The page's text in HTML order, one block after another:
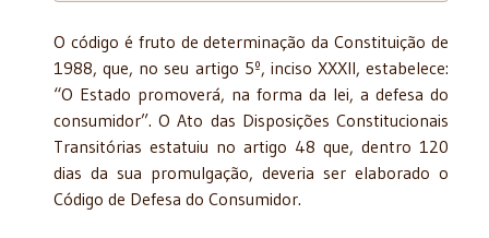
O código é fruto de determinação da Constituição de
1988, que, no seu artigo 5º, inciso XXXII, estabelece:
“O Estado promoverá, na forma da lei, a defesa do
consumidor”. O Ato das Disposições Constitucionais
Transitórias estatuiu no artigo 48 que, dentro 120
dias da sua promulgação, deveria ser elaborado o
Código de Defesa do Consumidor.